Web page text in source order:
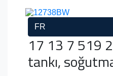
FR
17 13 7 519
tankı,